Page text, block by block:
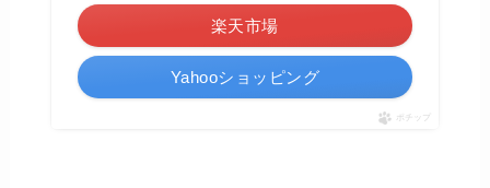
楽天市場
Yahooショッピング
ポチップ